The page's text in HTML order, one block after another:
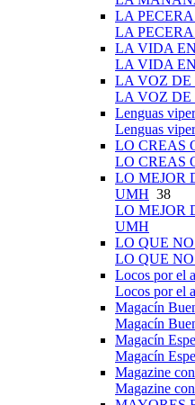
LA
LA
LA VIDA
LA VIDA
LA VOZ DE
LA VOZ DE
Lenguas
Lenguas
LO CREAS
LO CREAS
LO MEJOR
UMH 38
LO MEJOR
UMH
LO QUE
LO QUE
Locos por el
Locos por el
Magacín
Magacín
Magacín
Magacín
Magazine
Magazine